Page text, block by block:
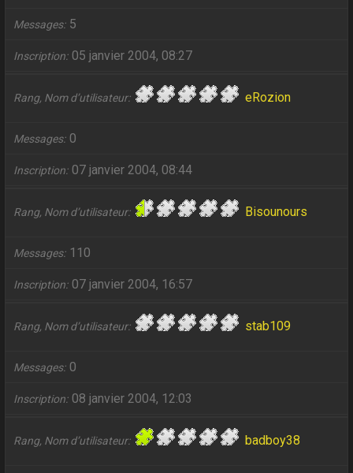
Messages 5
Inscription 05 janvier 2004, 08:27
Rang, Nom d’utilisateur eRozion
Messages 0
Inscription 07 janvier 2004, 08:44
Rang, Nom d’utilisateur Bisounours
Messages 110
Inscription 07 janvier 2004, 16:57
Rang, Nom d’utilisateur stab109
Messages 0
Inscription 08 janvier 2004, 12:03
Rang, Nom d’utilisateur badboy38